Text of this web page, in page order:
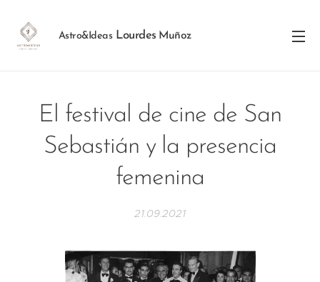
Astro&Ideas Lourdes Muñoz
El festival de cine de San
Sebastián y la presencia
femenina
21.09.2021